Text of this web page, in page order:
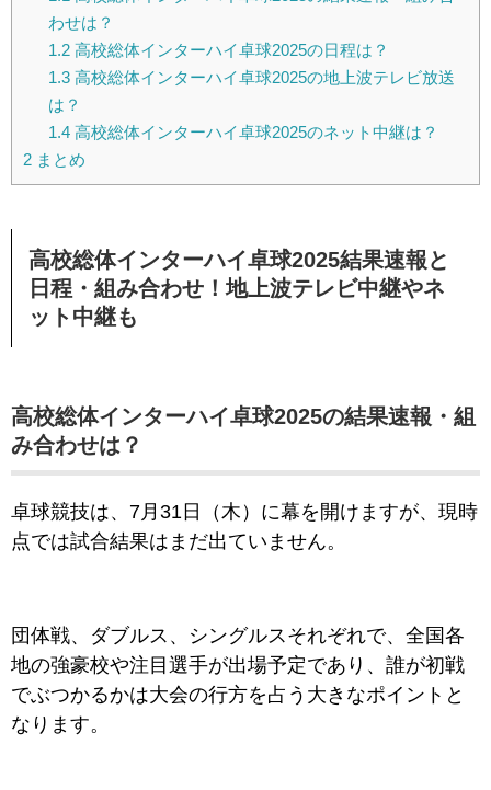
わせは？
1.2高校総体インターハイ卓球2025の日程は？
1.3高校総体インターハイ卓球2025の地上波テレビ放送
は？
1.4高校総体インターハイ卓球2025のネット中継は？
2 まとめ
高校総体インターハイ卓球2025結果速報と
日程・組み合わせ！地上波テレビ中継やネ
ット中継も
高校総体インターハイ卓球2025の結果速報・組
み合わせは？
卓球競技は、7月31日（木）に幕を開けますが、現時
点では試合結果はまだ出ていません。
団体戦、ダブルス、シングルスそれぞれで、全国各
地の強豪校や注目選手が出場予定であり、誰が初戦
でぶつかるかは大会の行方を占う大きなポイントと
なります。